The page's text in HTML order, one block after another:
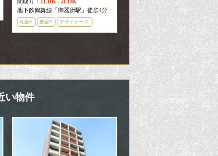
地下鉄鶴舞線「御器所駅」徒歩4分
礼金0 敷金0 デザイナーズ
地下鉄名城線「矢場町駅」徒歩
礼金0 分譲賃貸
い物件